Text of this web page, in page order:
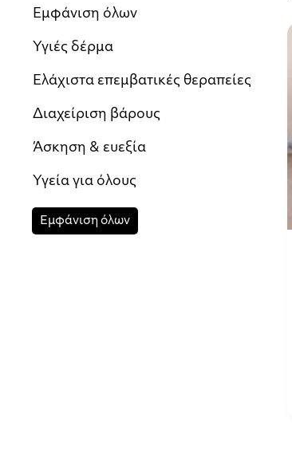
Εμφάνιση όλων
Υγιές δέρμα
Ελάχιστα επεμβατικές θεραπείες
Διαχείριση βάρους
Άσκηση & ευεξία
Υγεία για όλους
Εμφάνιση όλων